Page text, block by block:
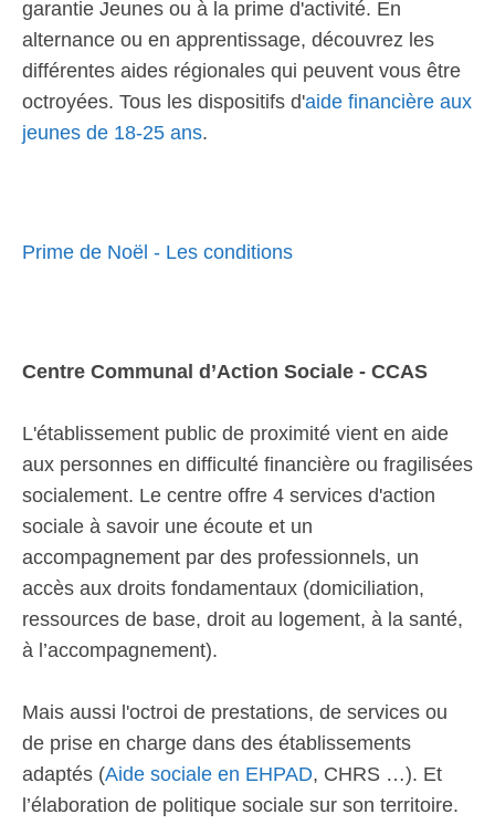
garantie Jeunes ou à la prime d'activité. En
alternance ou en apprentissage, découvrez les
différentes aides régionales qui peuvent vous être
octroyées. Tous les dispositifs d'aide financière aux
jeunes de 18-25 ans.
Prime de Noël - Les conditions
Centre Communal d’Action Sociale - CCAS
L'établissement public de proximité vient en aide
aux personnes en difficulté financière ou fragilisées
socialement. Le centre offre 4 services d'action
sociale à savoir une écoute et un
accompagnement par des professionnels, un
accès aux droits fondamentaux (domiciliation,
ressources de base, droit au logement, à la santé,
à l’accompagnement).
Mais aussi l'octroi de prestations, de services ou
de prise en charge dans des établissements
adaptés (Aide sociale en EHPAD, CHRS …). Et
l’élaboration de politique sociale sur son territoire.